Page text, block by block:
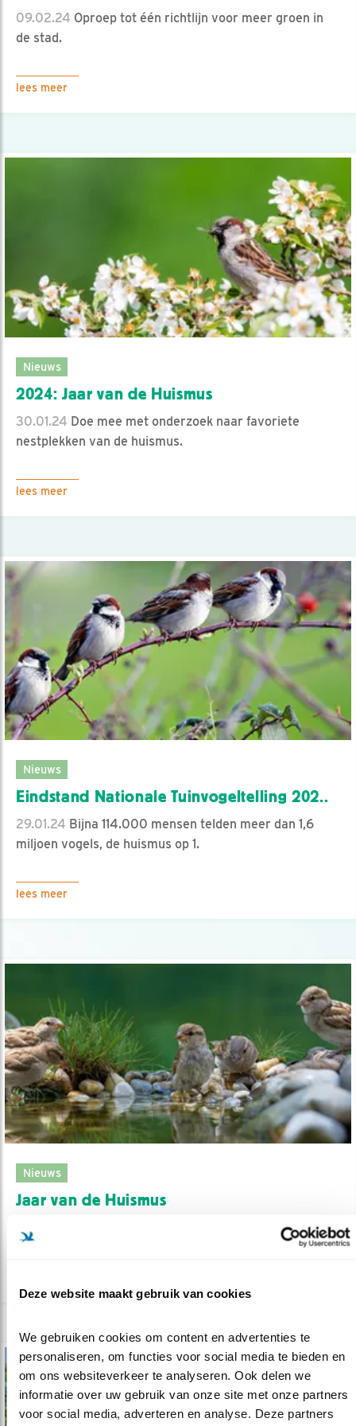
Deze website maakt gebruik van cookies
We gebruiken cookies om content en advertenties te
personaliseren, om functies voor social media te bieden en
om ons websiteverkeer te analyseren. Ook delen we
informatie over uw gebruik van onze site met onze partners
voor social media, adverteren en analyse. Deze partners
09.02.24 Oproep tot één richtlijn voor meer groen in
de stad.
lees meer
Nieuws
2024: Jaar van de Huismus
30.01.24 Doe mee met onderzoek naar favoriete
nestplekken van de huismus.
lees meer
Nieuws
Eindstand Nationale Tuinvogeltelling 202..
29.01.24 Bijna 114.000 mensen telden meer dan 1,6
miljoen vogels, de huismus op 1.
lees meer
Nieuws
Jaar van de Huismus
Doe mee met het Jaar van de Huismus!